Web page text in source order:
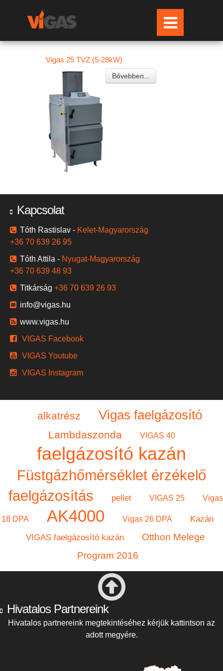
Vigas 25 TVZ (5-28kW)
Bővebben...
Kapcsolat
Tóth Rastislav - Kelet-Magyarország
+36 70 639 26 95
Tóth Attila - Nyugat-Magyarország
+36 70 639 48 93
Titkárság +36 70 639 26 93
info@vigas.hu
www.vigas.hu
VIGAS Facebook
VIGAS Youtube
VIGAS Instagram
alkatrész Vigas faelgázosító
Lambdaszonda VIGAS 40
faelgázosító kazán
Füstgázhőmérséklet érzékelő
faelgázosítás
pellet VIGAS 25 Vigas
18 DPA AK4000 Vigas 26 DPA
Kazán
VIGAS faelgázosító kazán
Otthon Melege
Program 2016
Hivatalos Partnereink
Hivatalos partnereink megtekintéséhez kérjük kattintson az
adott megyére.